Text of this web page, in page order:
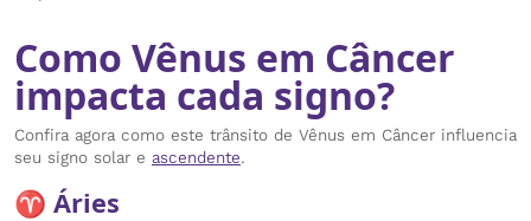
Como Vênus em Câncer
impacta cada signo?
Confira agora como este trânsito de Vênus em Câncer influencia
seu signo solar e ascendente.
♈ Áries